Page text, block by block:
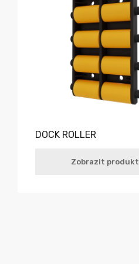
DOCK ROLLER
Zobrazit produkt